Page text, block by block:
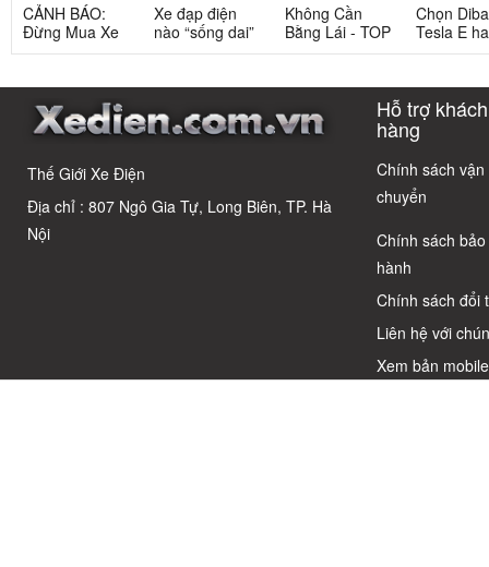
CẢNH BÁO:
Đừng Mua Xe
Điện Chỉ Vì
Cáo! 5 Bẫy
Phổ Biến Và Bí
Quyết Chọn Xe
Chuẩn Chỉnh
Xe đạp điện
nào “sống dai”
nhất sau 5
có câu trả lời
Không Cần
Bằng Lái - TOP
3 Xe Đạp Điện
Cho Học Sinh
Chọn
Tesla E
Tesla G:
cho người
dùng
thái
Thế Giới Xe Điện
Địa chỉ : 807 Ngô Gia Tự, Long Biên, TP. Hà
Nội
Hỗ trợ khách
hàng
Chính sách vận
chuyển
Chính sách bảo
hành
Chính sách đổi
Liên hệ với
Xem bản